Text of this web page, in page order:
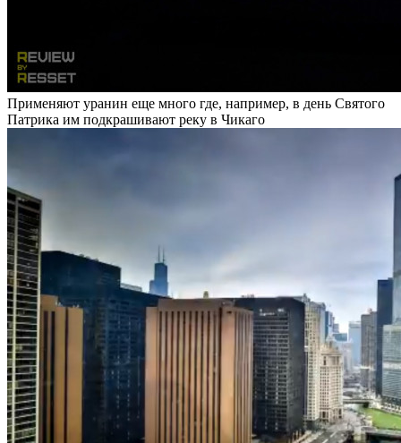
Применяют уранин еще много где, например, в день Святого
Патрика им подкрашивают реку в Чикаго